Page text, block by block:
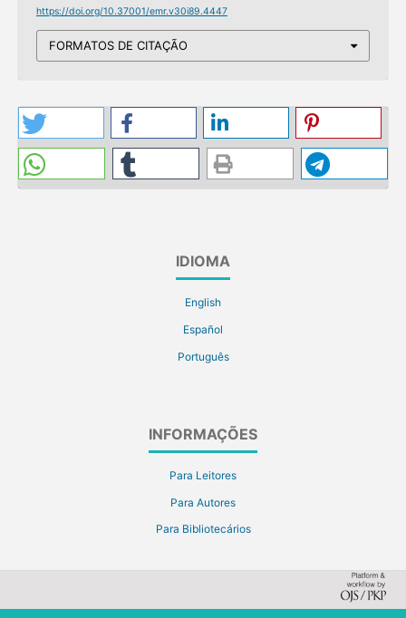
https://doi.org/10.37001/emr.v30i89.4447
FORMATOS DE CITAÇÃO
IDIOMA
English
Español
Português
INFORMAÇÕES
Para Leitores
Para Autores
Para Bibliotecários